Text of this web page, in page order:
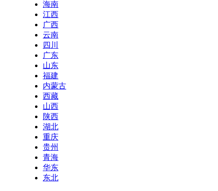
海南
江西
广西
云南
四川
广东
山东
福建
内蒙古
西藏
山西
陕西
湖北
重庆
贵州
青海
华东
东北